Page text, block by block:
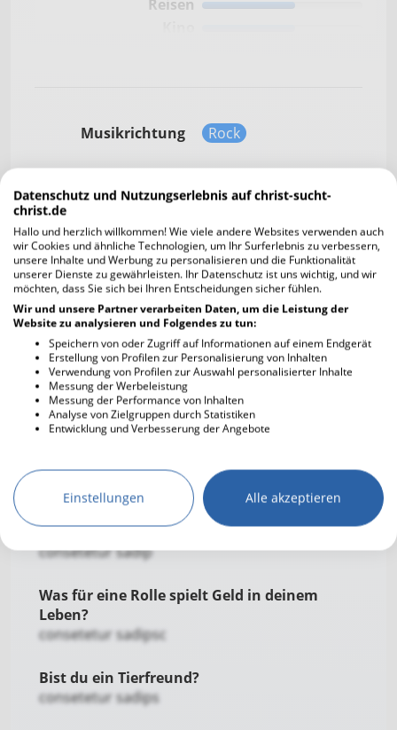
Reisen
Musikrichtung Rock
Gehst du in die Kirche? Wenn ja, wie häufig
und weshalb?
consetetur sadipscing
Engagierst du dich in der Gemeinde?
con
Was ist dir besonders wichtig in einer
Beziehung?
consetetur sadipscing elitr, sed diam nonumy.
Lorem ipsum dolor sit amet, consetetur
sadipscing elitr, se
Wofür bist du besonders dankbar?
consetetur sadi
Wovor hast du Angst?
consetetur sadip
Was für eine Rolle spielt Geld in deinem
Leben?
consetetur sadipsc
Bist du ein Tierfreund?
consetetur sadips
Datenschutz und Nutzungserlebnis auf christ-sucht-
christ.de
Hallo und herzlich willkommen! Wie viele andere Websites verwenden auch
wir Cookies und ähnliche Technologien, um Ihr Surferlebnis zu verbessern,
unsere Inhalte und Werbung zu personalisieren und die Funktionalität
unserer Dienste zu gewährleisten. Ihr Datenschutz ist uns wichtig, und wir
möchten, dass Sie sich bei Ihren Entscheidungen sicher fühlen.
Wir und unsere Partner verarbeiten Daten, um die Leistung der
Website zu analysieren und Folgendes zu tun:
Speichern von oder Zugriff auf Informationen auf einem Endgerät
Erstellung von Profilen zur Personalisierung von Inhalten
Verwendung von Profilen zur Auswahl personalisierter Inhalte
Messung der Werbeleistung
Messung der Performance von Inhalten
Analyse von Zielgruppen durch Statistiken
Entwicklung und Verbesserung der Angebote
Einstellungen Alle akzeptieren